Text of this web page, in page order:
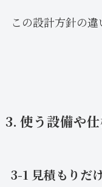
この設計方針の違
3. 使う設備や
3-1 見積もりだ